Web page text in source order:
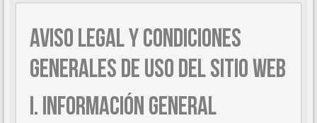
AVISO LEGAL Y CONDICIONES
GENERALES DE USO DEL SITIO WEB
I. INFORMACIÓN GENERAL